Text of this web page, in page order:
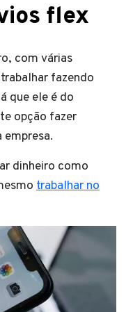
flex
com várias
fazendo
que ele é do
opção fazer
empresa.
dinheiro como
trabalhar no